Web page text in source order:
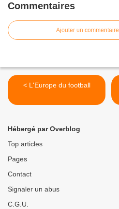
Commentaires
Ajouter un commentaire
< L'Europe du football
Hébergé par Overblog
Top articles
Pages
Contact
Signaler un abus
C.G.U.